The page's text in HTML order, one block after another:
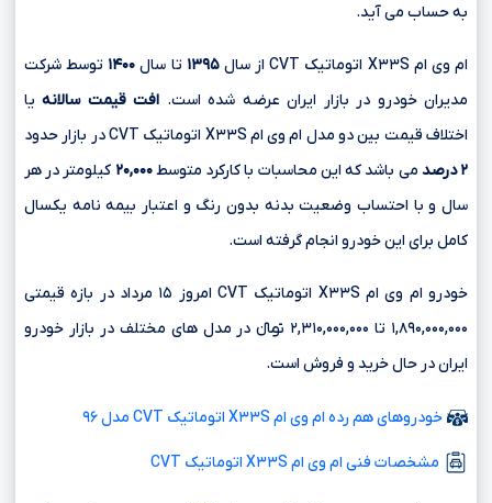
به حساب می آید.
ام وی ام X۳۳S اتوماتیک CVT از سال ۱۳۹۵ تا سال ۱۴۰۰ توسط شرکت
مدیران خودرو در بازار ایران عرضه شده است. افت قیمت سالانهیا
اختلاف قیمت بین دو مدل ام وی ام X۳۳S اتوماتیک CVT در بازار حدود
۲ درصد
می باشد که این محاسبات با کارکرد متوسط۲۰,۰۰۰ کیلومتر در هر
سال و با احتساب وضعیت بدنه بدون رنگ و اعتبار بیمه نامه یکسال
کامل برای این خودرو انجام گرفته است.
خودرو ام وی ام X۳۳S اتوماتیک CVT امروز ۱۵ مرداد در بازه قیمتی
۱,۸۹۰,۰۰۰,۰۰۰ تا ۲,۳۱۰,۰۰۰,۰۰۰ تومانءءء در مدل های مختلف در بازار خودرو
ایران در حال خرید و فروش است.
خودروهای هم رده ام وی ام X۳۳S اتوماتیک CVT مدل ۹۶
مشخصات فنی ام وی ام X۳۳S اتوماتیک CVT